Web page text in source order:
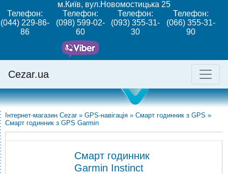
м.Київ, вул.Новомостицька 25
Телефон:
(044) 229-86-
86
Телефон:
(098) 599-02-
60
Телефон:
(093) 355-31-
30
Телефон:
(066) 355-31-
90
Cezar.ua
Інтернет-магазин Cezar » GPS-навігація » Смарт годинник з GPS »
Смарт годинник з GPS Garmin
Смарт годинник
Garmin Instinct